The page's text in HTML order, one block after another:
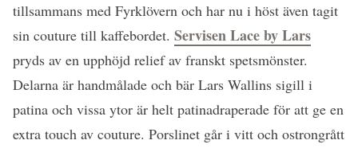
tillsammans med Fyrklövern och har nu i höst även tagit
sin couture till kaffebordet. Servisen Lace by Lars
pryds av en upphöjd relief av franskt spetsmönster.
Delarna är handmålade och bär Lars Wallins sigill i
patina och vissa ytor är helt patinadraperade för att ge en
extra touch av couture. Porslinet går i vitt och ostrongrått